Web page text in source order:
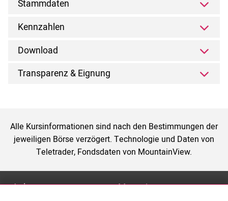
Stammdaten
Kennzahlen
Download
Transparenz & Eignung
Alle Kursinformationen sind nach den Bestimmungen der
jeweiligen Börse verzögert. Technologie und Daten von
Teletrader, Fondsdaten von MountainView.
Anlage Magazin